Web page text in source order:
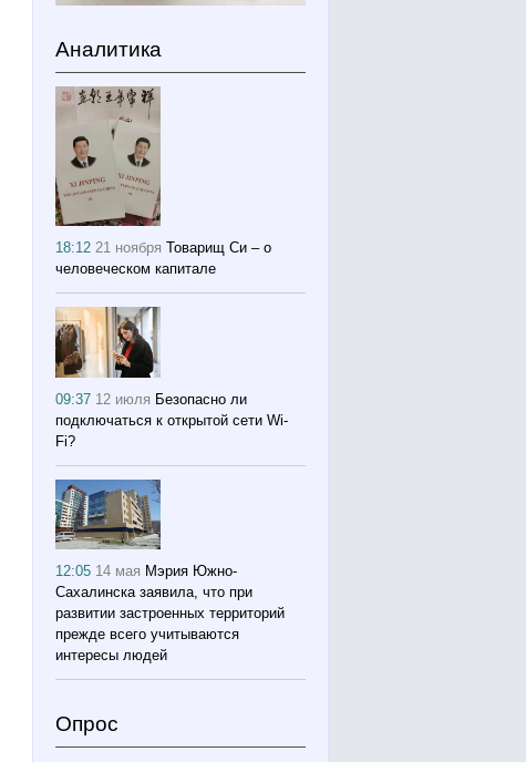
Аналитика
18:1221 ноября Товарищ Си – о
человеческом капитале
09:37 12 июля Безопасно ли
подключаться к открытой сети Wi-
Fi?
12:05 14 мая Мэрия Южно-
Сахалинска заявила, что при
развитии застроенных территорий
прежде всего учитываются
интересы людей
Опрос